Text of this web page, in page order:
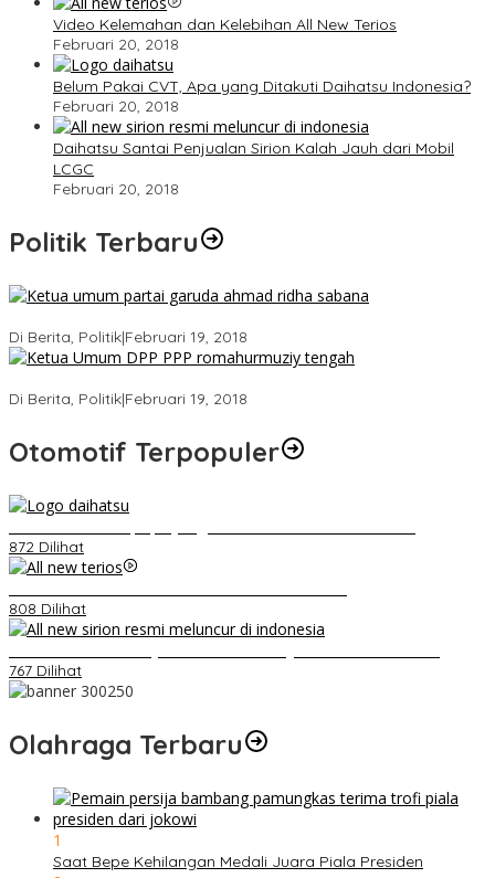
Video Kelemahan dan Kelebihan All New Terios
Februari 20, 2018
Belum Pakai CVT, Apa yang Ditakuti Daihatsu Indonesia?
Februari 20, 2018
Daihatsu Santai Penjualan Sirion Kalah Jauh dari Mobil
LCGC
Februari 20, 2018
Politik Terbaru
Di Berita, Politik|Februari 19, 2018
Di Berita, Politik|Februari 19, 2018
Otomotif Terpopuler
872 Dilihat
808 Dilihat
767 Dilihat
Olahraga Terbaru
1
Saat Bepe Kehilangan Medali Juara Piala Presiden